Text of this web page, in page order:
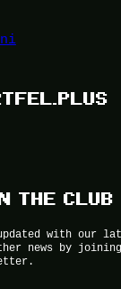
THE CLUB
with our
news by